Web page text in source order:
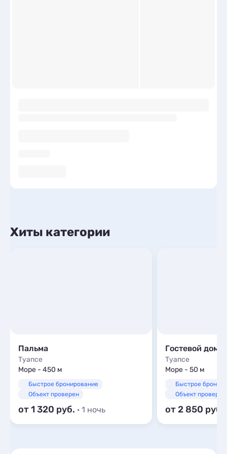
Хиты категории
Пальма
Туапсе
Море - 450 м
Быстрое бронирование
Объект проверен
от 1 320 · 1 ночь
Гостевой дом
Туапсе
Море - 50 м
Быстрое
Объект проверен
от 2 850